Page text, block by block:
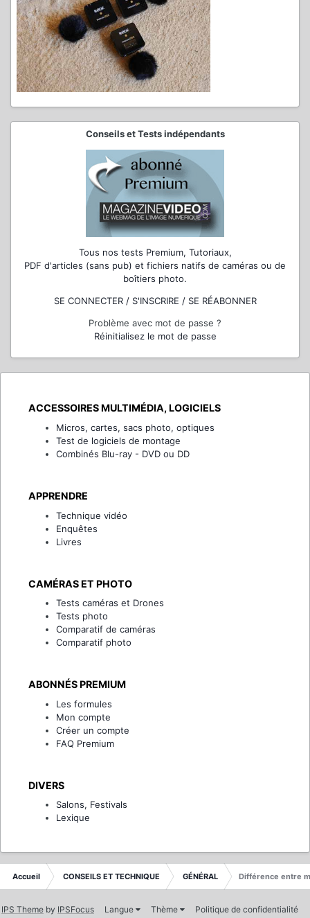
Conseils et Tests indépendants
Tous nos tests Premium, Tutoriaux,
PDF d'articles (sans pub) et fichiers natifs de caméras ou de
boîtiers photo.
SE CONNECTER / S'INSCRIRE / SE RÉABONNER
Problème avec mot de passe ?
Réinitialisez le mot de passe
ACCESSOIRES MULTIMÉDIA, LOGICIELS
Micros, cartes, sacs photo, optiques
Test de logiciels de montage
Combinés Blu-ray - DVD ou DD
APPRENDRE
Technique vidéo
Enquêtes
Livres
CAMÉRAS ET PHOTO
Tests caméras et Drones
Tests photo
Comparatif de caméras
Comparatif photo
ABONNÉS PREMIUM
Les formules
Mon compte
Créer un compte
FAQ Premium
DIVERS
Salons, Festivals
Lexique
Accueil CONSEILS ET TECHNIQUE GÉNÉRAL Différence entre
IPS Theme by IPSFocus Langue Thème
Politique de confidentialité